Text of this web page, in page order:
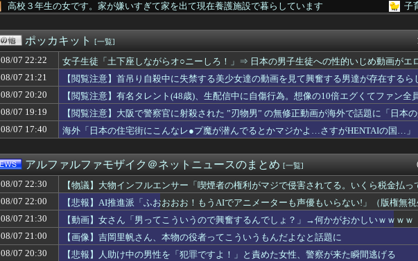
高校３年生の女です。家が嫌いすぎて家を出て現在養護施設で暮らしています
子
【動画】アンドロイドみたいな女子小学生が発見される
ま
税務署員1億円超脱税疑い 詐取金で競艇か、国税当局
【謎】雨宮天さん、声優雑誌で搾乳
「盗人たけだけしい」中国国防省が防衛白書に反発…日本の新型軍国主義と批判！
軍
【試合結果】阪神vs中日 2026/08/07 【才木8回無失点 佐藤1安打2...
虎
【朗報】横浜FMの16歳超逸材が開幕Jデビュー戦で魅せた“衝撃プレー”にSNS...
【
ファミコンミニ、スーファミミニ、PCエンジンミニ、メガドラミニ、ネオジオミニ
カ
人生初の通販を使った義父。すると、1万円の非常持ち出し袋が12個も届いてしまい...
か
【悲報】お前らアニメにわかが過ぎてこのアニメ知らないｗｗｗｗｗ
ぴ
【物議】大物インフルエンサー「喫煙者の権利がマジで侵害されてる。いくら税金払っ...
ア
【遊戯王OCG情報】UTILITY SELECTION収録『ダーク・アームド・...
【超悲報】最近のZの女の子、日本が暑すぎて薄着すぎる
ぶ
【サッカー】歴史的転換点を迎えたＪリーグ Ｊ１史上最多６万３９６０人の観客が国...
フ
母が友人の子供を引き取り姉になった。でも父だけが姉へ理不尽な要求ばかり押し付け...
修
ひろゆき氏の妻・西村ゆか氏、新党結成巡る”ブチギレ”投稿を謝罪「配慮に欠けた行...
日
【画像】エッチなソシャゲキャラ、水着姿を主人公に褒められ照れるwwwwww
異
少女2人にAV見せた後「インコ見せる」と誘導…公園でわいせつ 75歳男逮捕
ゴ
【悲報】彼女のま●こがなんかおかしいｗｗｗｗｗｗｗｗｗｗwwww
ポッカキット [一覧]
08/07 22:22
女子生徒「土下座しながらオ○ニーしろ！」⇒ 日本の男子生徒への性的いじめ動画がエ
08/07 21:21
【閲覧注意】首吊り自殺中に失禁する美少女達の動画を見て興奮する男達が存在するら
08/07 20:20
【閲覧注意】有名タレント(48歳)、生配信中に自傷行為。想像の10倍エグくてファン
08/07 19:19
【閲覧注意】大阪で警察官に射殺された ”刃物男” の無修正動画が海外で話題に「日本
08/07 17:40
海外「日本の住宅街にこんなレ●プ魔が潜んでるとかマジかよ…さすがHENTAIの国…」
アルファルファモザイク＠ネットニュースのまとめ [一覧]
08/07 22:30
【物議】大物インフルエンサー「喫煙者の権利がマジで侵害されてる。いくら税金払っ
08/07 22:00
【悲報】AI推進派「ふおおおお！もうAIでアニメーターも声優もいらない!」（版権無視
08/07 21:30
【動画】女さん「男ってこういうので興奮するんでしょ？」→何かがおかしいｗｗｗｗ
08/07 21:00
【画像】吉岡里帆さん、本物の役者ってこういうもんだよなと話題に
08/07 20:30
【悲報】人助け中の男性を「犯罪ですよ！」と責めた女性、警察が来た瞬間逃げる